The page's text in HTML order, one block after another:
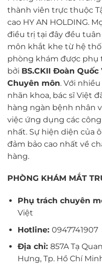
thành viên trực thuộc
cao HY AN HOLDING.
điều trị tại đây đều
môn khắt khe từ hệ
phòng khám được phụ
bởi BS.CKII Đoàn
Chuyên môn. Với
nhãn khoa, bác sĩ Việt
hàng ngàn bệnh nhân
việc ứng dụng các
nhất. Sự hiện diện của
đảm bảo cao nhất về
hàng.
PHÒNG KHÁM MẮT
Phụ trách chuyên
Việt
Hotline: 0947741907
Địa chỉ: 857A Tạ
Hưng, Tp. Hồ Chí